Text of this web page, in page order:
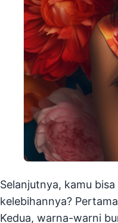
Selanjutnya, kamu
kelebihannya?
Kedua, warna-warni